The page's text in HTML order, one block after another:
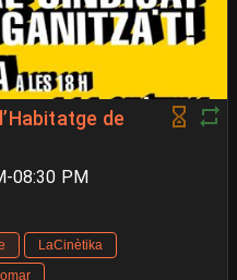
de
08:30 PM
LaCinètika